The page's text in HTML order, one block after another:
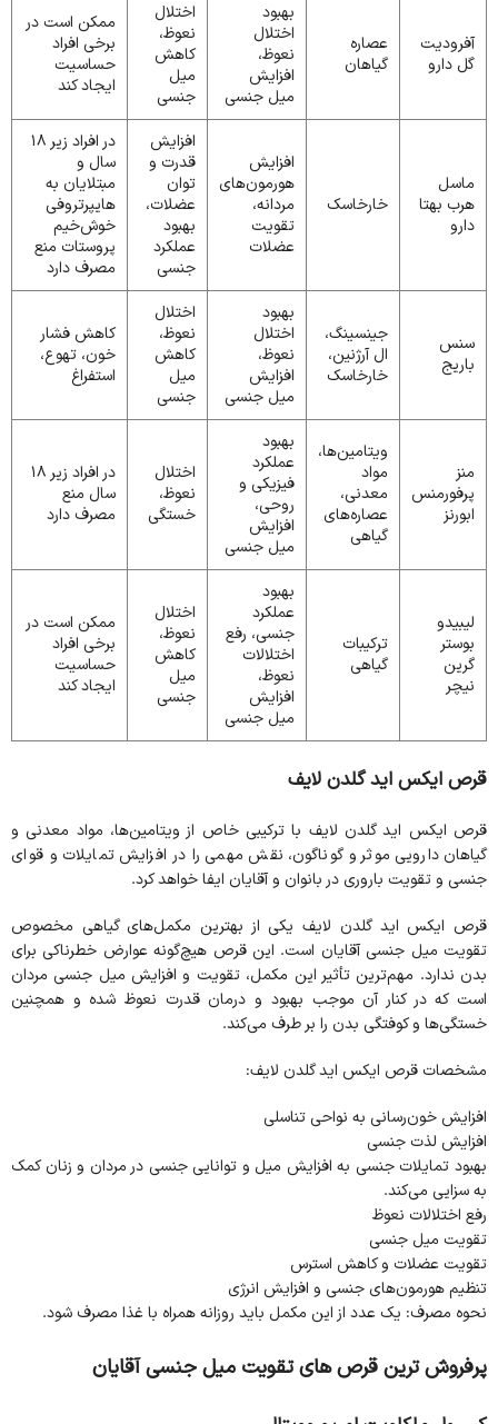
آفرودیت
گل دارو
عصاره
گیاهان
بهبود
اختلال
نعوظ،
افزایش
میل جنسی
اختلال
نعوظ،
کاهش
میل
جنسی
ممکن است در
برخی افراد
حساسیت
ایجاد کند
ماسل
هرب بهتا
دارو
خارخاسک
افزایش
هورمون‌های
مردانه،
تقویت
عضلات
افزایش
قدرت و
توان
عضلات،
بهبود
عملکرد
جنسی
در افراد زیر 18
سال و
مبتلایان به
هایپرتروفی
خوش‌خیم
پروستات منع
مصرف دارد
سنس
باریج
جینسینگ،
ال آرژنین،
خارخاسک
بهبود
اختلال
نعوظ،
افزایش
میل جنسی
اختلال
نعوظ،
کاهش
میل
جنسی
کاهش فشار
خون، تهوع،
استفراغ
منز
پرفورمنس
ابورنز
ویتامین‌ها،
مواد
معدنی،
عصاره‌های
گیاهی
بهبود
عملکرد
فیزیکی و
روحی،
افزایش
میل جنسی
اختلال
نعوظ،
خستگی
در افراد زیر 18
سال منع
مصرف دارد
لیبیدو
بوستر
گرین
نیچر
ترکیبات
گیاهی
بهبود
عملکرد
جنسی، رفع
اختلالات
نعوظ،
افزایش
میل جنسی
اختلال
نعوظ،
کاهش
میل
جنسی
ممکن است در
برخی افراد
حساسیت
ایجاد کند
قرص ایکس اید گلدن لایف
قرص ایکس اید گلدن لایف با ترکیبی خاص از ویتامین‌ها، مواد معدنی و
گیاهان دارویی موثر و گوناگون، نقش مهمی را در افزایش تمایلات و قوای
جنسی و تقویت باروری در بانوان و آقایان ایفا خواهد کرد.
قرص ایکس اید گلدن لایف یکی از بهترین مکمل‌های گیاهی مخصوص
تقویت میل جنسی آقایان است. این قرص هیچ‌گونه عوارض خطرناکی برای
بدن ندارد. مهم‌ترین تأثیر این مکمل، تقویت و افزایش میل جنسی مردان
است که در کنار آن موجب بهبود و درمان قدرت نعوظ شده و همچنین
خستگی‌ها و کوفتگی بدن را بر طرف می‌کند.
مشخصات قرص ایکس اید گلدن لایف:
افزایش خون‌رسانی به نواحی تناسلی
افزایش لذت جنسی
بهبود تمایلات جنسی به افزایش میل و توانایی جنسی در مردان و زنان کمک
به سزایی می‌کند.
رفع اختلالات نعوظ
تقویت میل جنسی
تقویت عضلات و کاهش استرس
تنظیم هورمون‌های جنسی و افزایش انرژی
نحوه مصرف: یک عدد از این مکمل باید روزانه همراه با غذا مصرف شود.
پرفروش ترین قرص های تقویت میل جنسی آقایان